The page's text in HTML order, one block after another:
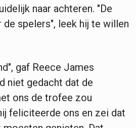
naar achteren. "De
spelers", leek hij te willen
gaf Reece James
niet gedacht dat de
ons de trofee zou
feliciteerde ons en zei dat